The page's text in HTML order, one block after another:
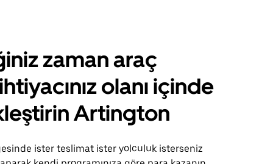
zaman araç
olanı içinde
Artington
ister teslimat ister yolculuk isterseniz